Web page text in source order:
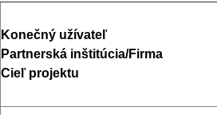
Konečný užívateľ
Partnerská inštitúcia/Firma
Cieľ projektu